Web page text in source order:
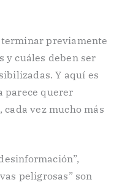
previamente
y cuáles deben ser
Y aquí es
parece querer
vez mucho más
peligrosas” son